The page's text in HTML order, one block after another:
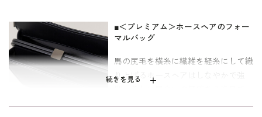
続きを見る
■＜プレミアム＞ホースヘアのフォー
マルバッグ
馬の尻毛を横糸に繊維を経糸にして織
り上げるホースヘアはしなやかで強